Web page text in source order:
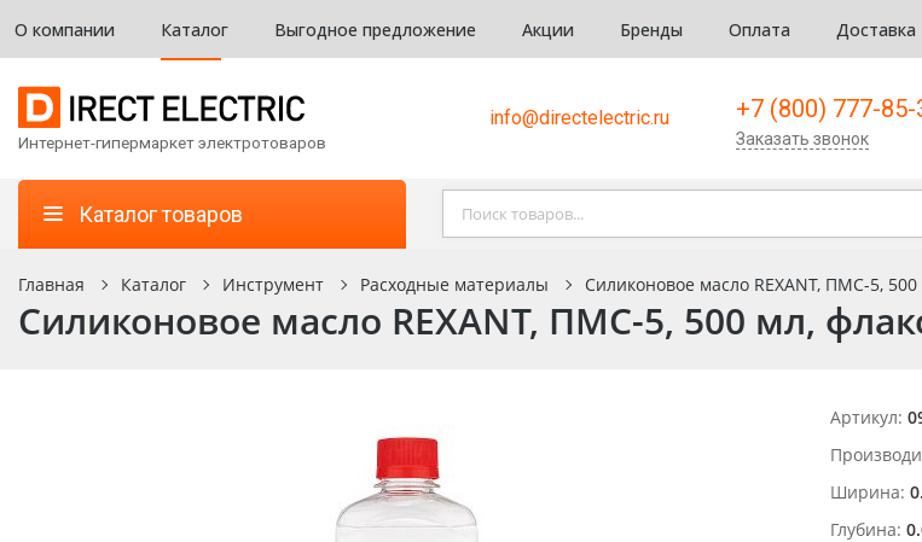
О компании Каталог Выгодное предложение Акции Бренды Оплата Доставка
Интернет-гипермаркет электротоваров
info@directelectric.ru +7 (800) 777-85-
Заказать звонок
Каталог товаров
Главная Каталог Инструмент Расходные материалы Силиконовое масло REXANT, ПМС-5,
Силиконовое масло REXANT, ПМС-5, 500 мл,
Артикул:
Ширина:
Глубина: